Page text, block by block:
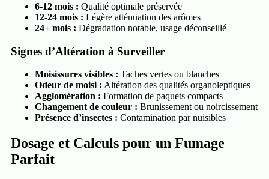
6-12 mois : Qualité optimale préservée
12-24 mois : Légère atténuation des arômes
24+ mois : Dégradation notable, usage déconseillé
Signes d’Altération à Surveiller
Moisissures visibles : Taches vertes ou blanches
Odeur de moisi : Altération des qualités organoleptiques
Agglomération : Formation de paquets compacts
Changement de couleur : Brunissement ou noircissement
Présence d’insectes : Contamination par nuisibles
Dosage et Calculs pour un Fumage
Parfait